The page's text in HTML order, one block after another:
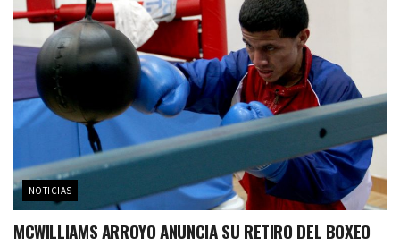
NOTICIAS
MCWILLIAMS ARROYO ANUNCIA SU RETIRO DEL BOXEO